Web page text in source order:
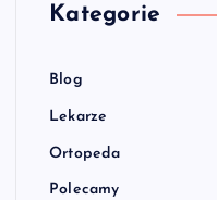
Kategorie
Blog
Lekarze
Ortopeda
Polecamy